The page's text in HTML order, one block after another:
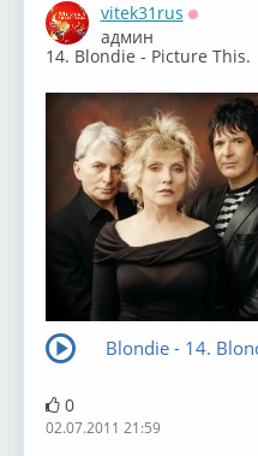
vitek31rus
админ
14. Blondie - Picture This.
Blondie - 14.
0
02.07.2011 21:59